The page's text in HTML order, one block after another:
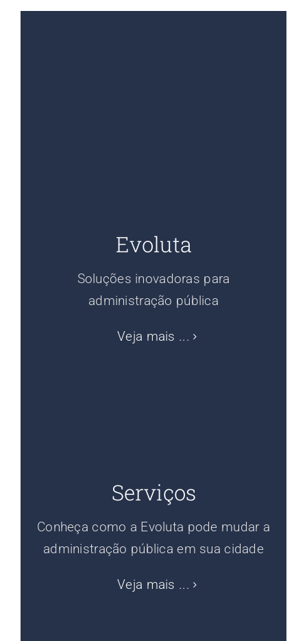
Evoluta
Soluções inovadoras para
administração pública
Veja mais ...
Serviços
Conheça como a Evoluta pode mudar a
administração pública em sua cidade
Veja mais ...